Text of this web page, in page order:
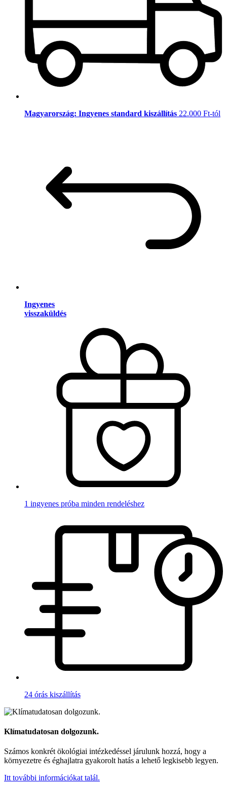
Magyarország: Ingyenes standard kiszállítás 22.000 Ft-tól
Ingyenes
visszaküldés
1 ingyenes próba minden rendeléshez
24 órás kiszállítás
Klímatudatosan dolgozunk.
Számos konkrét ökológiai intézkedéssel járulunk hozzá, hogy a
környezetre és éghajlatra gyakorolt hatás a lehető legkisebb legyen.
Itt további információkat talál.